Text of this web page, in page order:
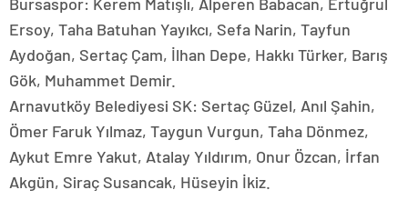
Ersoy, Taha Batuhan Yayıkcı, Sefa Narin, Tayfun
Aydoğan, Sertaç Çam, İlhan Depe, Hakkı Türker, Barış
Gök, Muhammet Demir.
Arnavutköy Belediyesi SK: Sertaç Güzel, Anıl Şahin,
Ömer Faruk Yılmaz, Taygun Vurgun, Taha Dönmez,
Aykut Emre Yakut, Atalay Yıldırım, Onur Özcan, İrfan
Akgün, Siraç Susancak, Hüseyin İkiz.